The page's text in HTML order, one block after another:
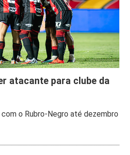
atacante para clube da
o Rubro-Negro até dezembro